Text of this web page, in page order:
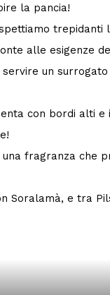
la pancia!
trepidanti
alle esigenze
un
con bordi alti
fragranza che
Soralamà, e tra